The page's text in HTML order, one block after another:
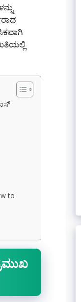
to